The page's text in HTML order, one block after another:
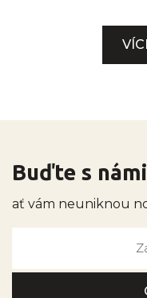
Buďte s
ať vám neuniknou